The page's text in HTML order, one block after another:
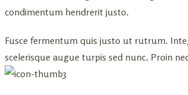
condimentum hendrerit justo.
Fusce fermentum quis justo ut rutrum.
scelerisque augue turpis sed nunc. Proin